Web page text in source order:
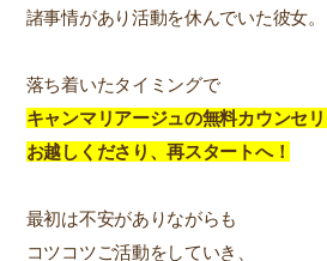
諸事情があり活動を休んでいた彼女。
落ち着いたタイミングで
キャンマリアージュの無料カウンセ
お越しくださり、再スタートへ！
最初は不安がありながらも
コツコツご活動をしていき、